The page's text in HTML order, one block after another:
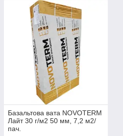
Базальтова вата NOVOTERM
Лайт 30 г/м2 50 мм, 7,2 м2/
пач.